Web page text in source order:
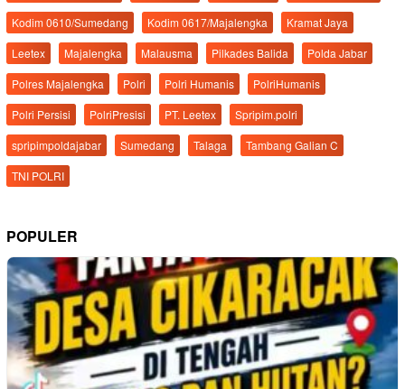
Kodim 0610/Sumedang
Kodim 0617/Majalengka
Kramat Jaya
Leetex
Majalengka Malausma Pilkades Balida
Polda Jabar
Polres Majalengka
Polri Polri Humanis
PolriHumanis
Polri Persisi
PolriPresisi PT. Leetex
Spripim.polri
spripimpoldajabar
Sumedang Talaga
Tambang Galian C
TNI POLRI
POPULER